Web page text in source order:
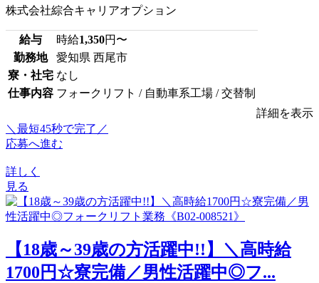
株式会社綜合キャリアオプション
給与 時給1,350円〜
勤務地
愛知県 西尾市
寮・社宅 なし
仕事内容 フォークリフト / 自動車系工場 / 交替制
詳細を表示
＼最短45秒で完了／
応募へ進む
詳しく
見る
【18歳～39歳の方活躍中!!】＼高時給
1700円☆寮完備／男性活躍中◎フ...